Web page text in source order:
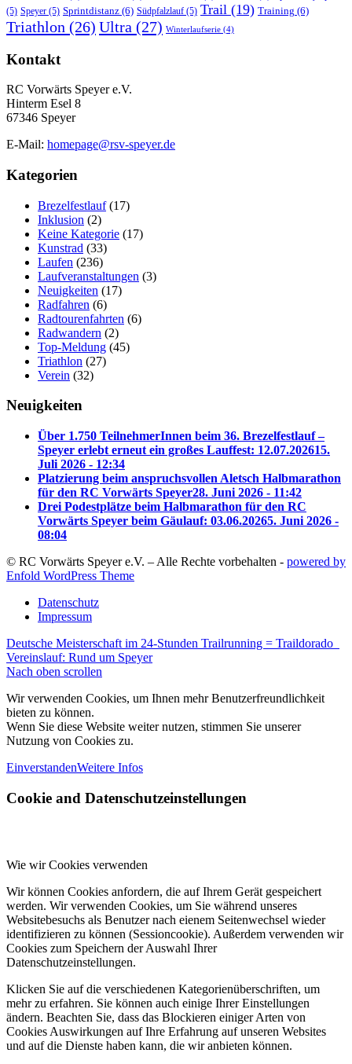
(5) Speyer (5) Sprintdistanz (6) Südpfalzlauf (5) Trail (19) Training (6)
Triathlon (26) Ultra (27) Winterlaufserie (4)
Kontakt
RC Vorwärts Speyer e.V.
Hinterm Esel 8
67346 Speyer
E-Mail: homepage@rsv-speyer.de
Kategorien
Brezelfestlauf(17)
Inklusion (2)
Keine Kategorie (17)
Kunstrad (33)
Laufen (236)
Laufveranstaltungen (3)
Neuigkeiten (17)
Radfahren (6)
Radtourenfahrten (6)
Radwandern (2)
Top-Meldung (45)
Triathlon (27)
Verein (32)
Neuigkeiten
Über 1.750 TeilnehmerInnen beim 36. Brezelfestlauf –
Speyer erlebt erneut ein großes Lauffest: 12.07.202615.
Juli 2026 - 12:34
Platzierung beim anspruchsvollen Aletsch Halbmarathon
für den RC Vorwärts Speyer28. Juni 2026 - 11:42
Drei Podestplätze beim Halbmarathon für den RC
Vorwärts Speyer beim Gäulauf: 03.06.20265. Juni 2026 -
08:04
© RC Vorwärts Speyer e.V. – Alle Rechte vorbehalten - powered by
Enfold WordPress Theme
Datenschutz
Impressum
Deutsche Meisterschaft im 24-Stunden Trailrunning = Traildorado
Vereinslauf: Rund um Speyer
Nach oben scrollen
Wir verwenden Cookies, um Ihnen mehr Benutzerfreundlichkeit
bieten zu können.
Wenn Sie diese Website weiter nutzen, stimmen Sie unserer
Nutzung von Cookies zu.
EinverstandenWeitere Infos
Cookie and Datenschutzeinstellungen
Wie wir Cookies verwenden
Wir können Cookies anfordern, die auf Ihrem Gerät gespeichert
werden. Wir verwenden Cookies, um Sie während unseres
Websitebesuchs als Benutzer nach eienem Seitenwechsel wieder
identifizieren zu können (Sessioncookie). Außerdem verwenden wir
Cookies zum Speichern der Auswahl Ihrer
Datenschutzeinstellungen.
Klicken Sie auf die verschiedenen Kategorienüberschriften, um
mehr zu erfahren. Sie können auch einige Ihrer Einstellungen
ändern. Beachten Sie, dass das Blockieren einiger Arten von
Cookies Auswirkungen auf Ihre Erfahrung auf unseren Websites
und auf die Dienste haben kann, die wir anbieten können.